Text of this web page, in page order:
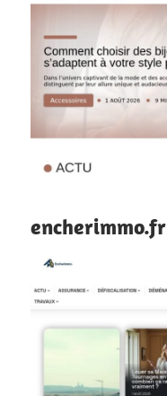
encherimmo.fr